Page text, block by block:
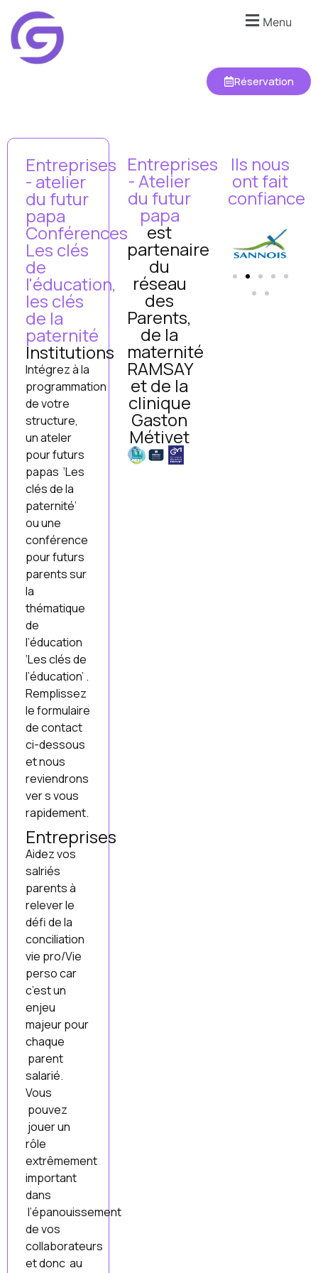
Menu
Réservation
Entreprises
- atelier
du futur
papa
Conférences
Les clés
de
l'éducation,
les clés
de la
paternité
Institutions
Intégrez à la
programmation
de votre
structure,
un ateler
pour futurs
papas ‘Les
clés de la
paternité’
ou une
conférence
pour futurs
parents sur
la
thématique
de
l’éducation
‘Les clés de
l’éducation’ .
Remplissez
le formulaire
de contact
ci-dessous
et nous
reviendrons
ver s vous
rapidement.
Entreprises
Aidez vos
salriés
parents à
relever le
défi de la
conciliation
vie pro/Vie
perso car
c’est un
enjeu
majeur pour
chaque
parent
salarié.
Vous
pouvez
jouer un
rôle
extrêmement
important
dans
l’épanouissement
de vos
collaborateurs
et donc au
Entreprises
- Atelier
du futur
papa
est
partenaire
du
réseau
des
Parents,
de la
maternité
RAMSAY
et de la
clinique
Gaston
Métivet
Ils nous
ont fait
confiance